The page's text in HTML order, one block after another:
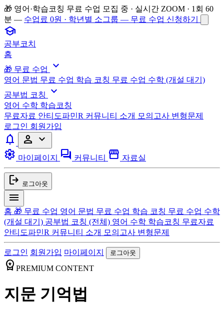
🎁 영어·학습코칭 무료 수업 모집 중 · 실시간 ZOOM · 1회 60
분 — 수업료 0원 · 학년별 소그룹 — 무료 수업 신청하기
school
공부코치
홈
🎁 무료 수업
expand_more
영어 문법 무료 수업 학습 코칭 무료 수업 수학 (개설 대기)
공부법 코칭
expand_more
영어 수학 학습코칭
무료자료 안티도파민R 커뮤니티 소개 모의고사 변형문제
로그인 회원가입
notifications person expand_more
settings 마이페이지 forum 커뮤니티 storefront 자료실
logout 로그아웃
menu
홈 🎁 무료 수업 영어 문법 무료 수업 학습 코칭 무료 수업 수학
(개설 대기) 공부법 코칭 (전체) 영어 수학 학습코칭 무료자료
안티도파민R 커뮤니티 소개 모의고사 변형문제
로그인 회원가입 마이페이지 로그아웃
workspace_premium PREMIUM CONTENT
지문 기억법